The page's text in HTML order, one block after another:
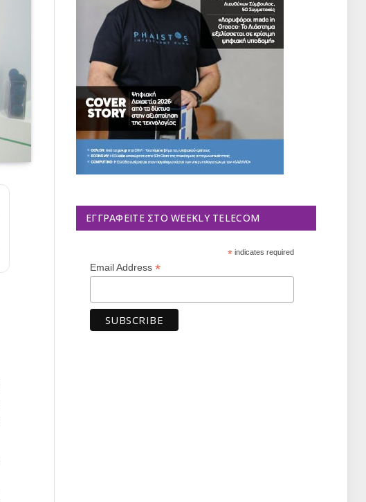
ΕΓΓΡΑΦΕΊΤΕ ΣΤΟ WEEKLY TELECOM
*indicates required
Email Address *